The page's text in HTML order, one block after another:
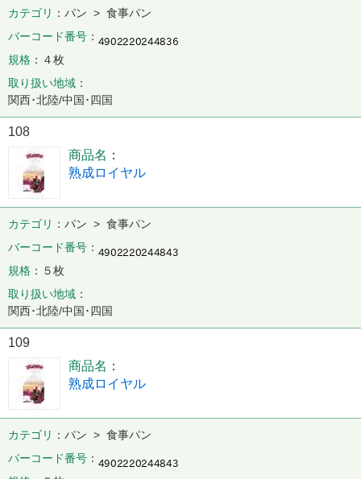
カテゴリ
パン > 食事パン
バーコード番号
規格
４枚
取り扱い地域
関西･北陸/中国･四国
108
商品名
熟成ロイヤル
カテゴリ
パン > 食事パン
バーコード番号
規格
５枚
取り扱い地域
関西･北陸/中国･四国
109
商品名
熟成ロイヤル
カテゴリ
パン > 食事パン
バーコード番号